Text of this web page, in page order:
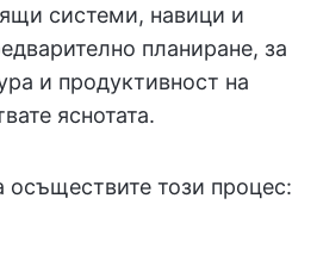
системи, навици и
планиране, за
и продуктивност на
яснотата.
този процес: